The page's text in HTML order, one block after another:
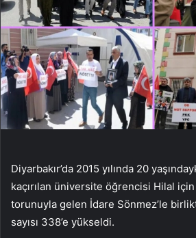
Diyarbakır’da 2015 yılında 20
kaçırılan üniversite öğrencisi Hilal için
torunuyla gelen İdare Sönmez’le
sayısı 338’e yükseldi.